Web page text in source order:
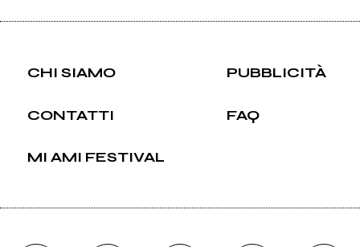
CHI SIAMO PUBBLICITÀ
CONTATTI FAQ
MI AMI FESTIVAL